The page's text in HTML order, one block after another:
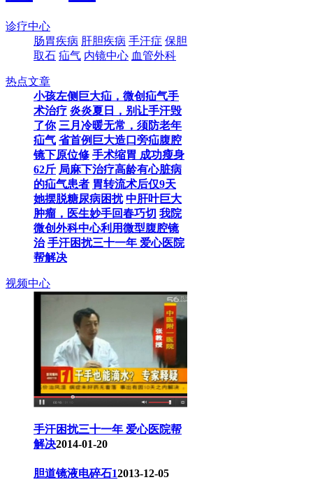
诊疗中心
肠胃疾病 肝胆疾病 手汗症 保胆
取石 疝气 内镜中心 血管外科
热点文章
小孩左侧巨大疝，微创疝气手
术治疗 炎炎夏日，别让手汗毁
了你 三月冷暖无常，须防老年
疝气 省首例巨大造口旁疝腹腔
镜下原位修 手术缩胃 成功瘦身
62斤 局麻下治疗高龄有心脏病
的疝气患者 胃转流术后仅9天
她摆脱糖尿病困扰 中肝叶巨大
肿瘤，医生妙手回春巧切 我院
微创外科中心利用微型腹腔镜
治 手汗困扰三十一年 爱心医院
帮解决
视频中心
手汗困扰三十一年 爱心医院帮
解决2014-01-20
胆道镜液电碎石12013-12-05